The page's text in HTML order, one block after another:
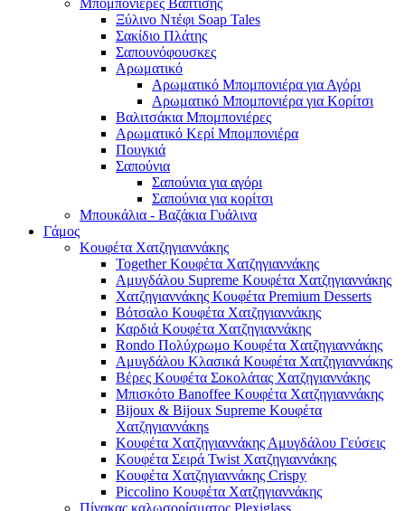
Μπομπονιέρες Βάπτισης
Ξύλινο Ντέφι Soap Tales
Σακίδιο Πλάτης
Σαπουνόφουσκες
Αρωματικό
Αρωματικό Μπομπονιέρα για Αγόρι
Αρωματικό Μπομπονιέρα για Κορίτσι
Βαλιτσάκια Μπομπονιέρες
Αρωματικό Κερί Μπομπονιέρα
Πουγκιά
Σαπούνια
Σαπούνια για αγόρι
Σαπούνια για κορίτσι
Μπουκάλια - Βαζάκια Γυάλινα
Γάμος
Κουφέτα Χατζηγιαννάκης
Together Κουφέτα Χατζηγιαννάκης
Αμυγδάλου Supreme Κουφέτα Χατζηγιαννάκης
Χατζηγιαννάκης Κουφέτα Premium Desserts
Βότσαλο Κουφέτα Χατζηγιαννάκης
Καρδιά Κουφέτα Χατζηγιαννάκης
Rondo Πολύχρωμο Κουφέτα Χατζηγιαννάκης
Αμυγδάλου Κλασικά Κουφέτα Χατζηγιαννάκης
Βέρες Κουφέτα Σοκολάτας Χατζηγιαννάκης
Μπισκότο Banoffee Κουφέτα Χατζηγιαννάκης
Bijoux & Bijoux Supreme Κουφέτα
Χατζηγιαννάκηs
Κουφέτα Χατζηγιαννάκης Αμυγδάλου Γεύσεις
Κουφέτα Σειρά Twist Χατζηγιαννάκης
Κουφέτα Χατζηγιαννάκης Crispy
Piccolino Κουφέτα Χατζηγιαννάκης